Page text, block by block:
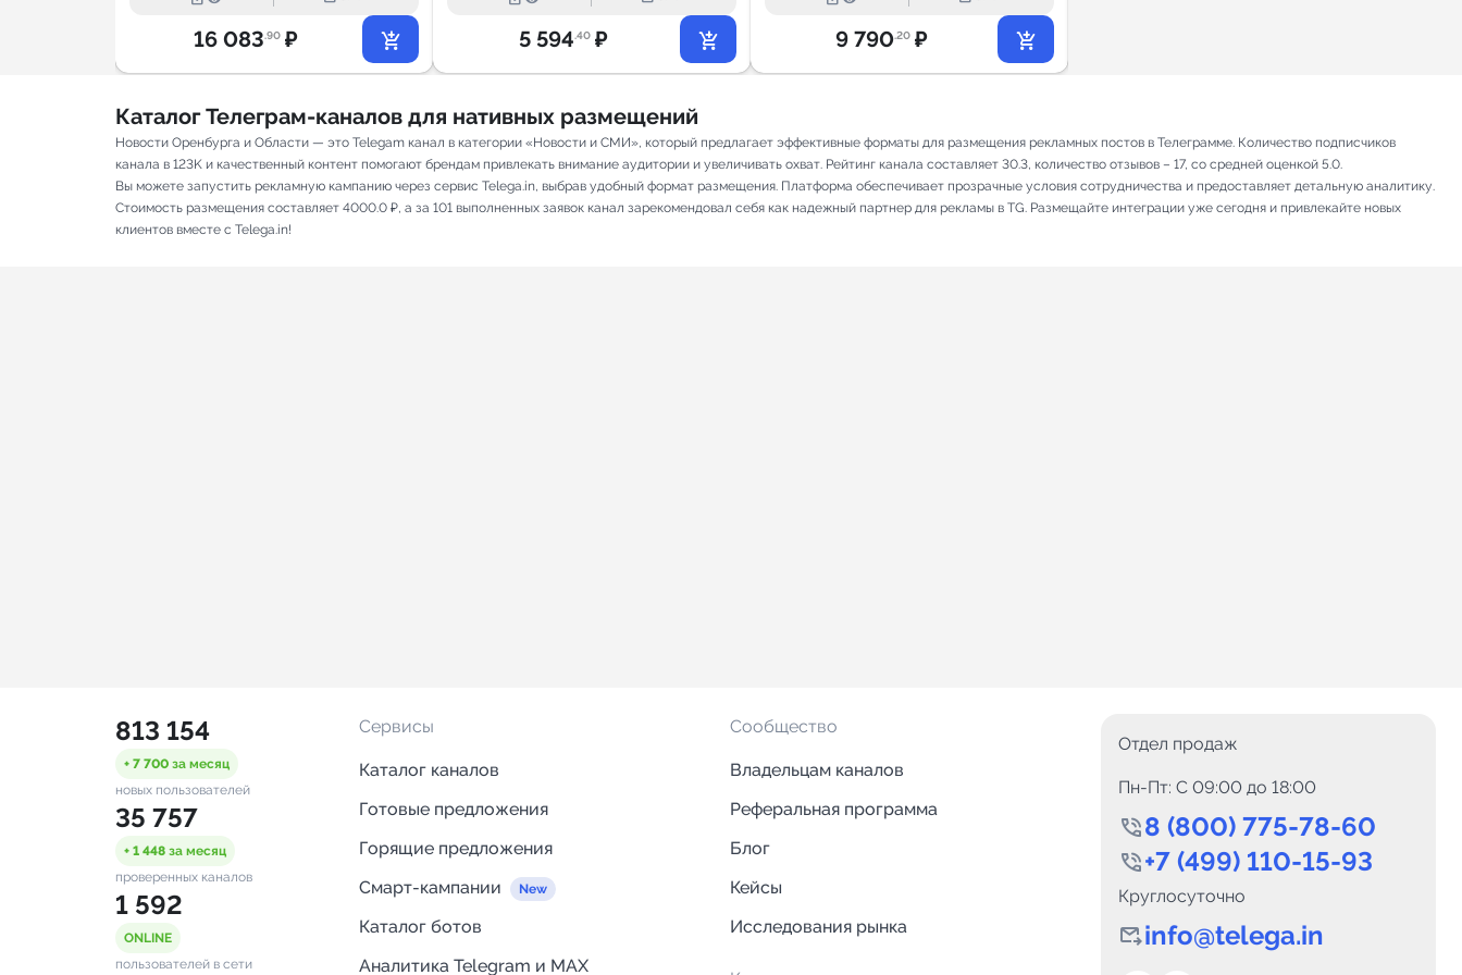
16 083.90 ₽ 5 594.40 ₽ 9 790.20 ₽
Каталог Телеграм-каналов для нативных размещений
Новости Оренбурга и Области — это Telegam канал в категории «Новости и СМИ», который предлагает эффективные форматы для размещения рекламных постов в Телеграмме. Количество подписчиков
канала в 123K и качественный контент помогают брендам привлекать внимание аудитории и увеличивать охват. Рейтинг канала составляет 30.3, количество отзывов – 17, со средней оценкой 5.0.
Вы можете запустить рекламную кампанию через сервис Telega.in, выбрав удобный формат размещения. Платформа обеспечивает прозрачные условия сотрудничества и предоставляет детальную аналитику.
Стоимость размещения составляет 4000.0 ₽, а за 101 выполненных заявок канал зарекомендовал себя как надежный партнер для рекламы в TG. Размещайте интеграции уже сегодня и привлекайте новых
клиентов вместе с Telega.in!
813 154
+ 7 700 за месяц
новых пользователей
35 757
+ 1 448 за месяц
проверенных каналов
1 592
ONLINE
пользователей в сети
Сервисы
Каталог каналов
Готовые предложения
Горящие предложения
Смарт-кампании
Каталог ботов
Аналитика Telegram и MAX
Сообщество
Владельцам каналов
Реферальная программа
Блог
Кейсы
Исследования рынка
Отдел продаж
Пн-Пт: C 09:00 до 18:00
8 (800) 775-78-60
+7 (499) 110-15-93
Круглосуточно
info@telega.in